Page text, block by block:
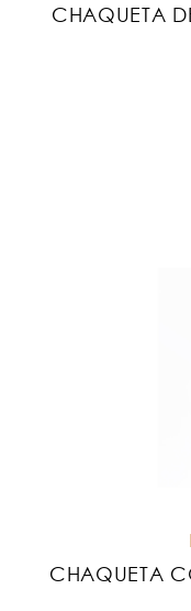
CHAQUETA
CHAQUETA